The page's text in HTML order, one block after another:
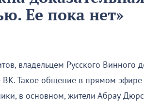
Ее пока нет»
владельцем Русского Винного
ВК. Такое общение в прямом
в основном, жители Абрау-